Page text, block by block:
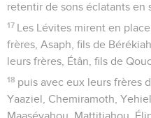
retentir de sons éclatants en
17 Les Lévites mirent en
frères, Asaph, fils de
leurs frères, Étân, fils de
18 puis avec eux leurs frères
Yaaziel, Chemiramoth,
Maaséyahou, Mattitiahou,